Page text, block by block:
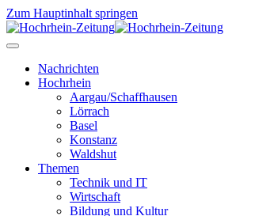
Zum Hauptinhalt springen
Nachrichten
Hochrhein
Aargau/Schaffhausen
Lörrach
Basel
Konstanz
Waldshut
Themen
Technik und IT
Wirtschaft
Bildung und Kultur